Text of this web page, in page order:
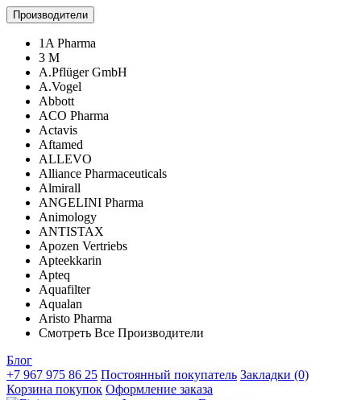
Производители
1A Pharma
3 M
A.Pflüger GmbH
A.Vogel
Abbott
ACO Pharma
Actavis
Aftamed
ALLEVO
Alliance Pharmaceuticals
Almirall
ANGELINI Pharma
Animology
ANTISTAX
Apozen Vertriebs
Apteekkarin
Apteq
Aquafilter
Aqualan
Aristo Pharma
Смотреть Все Производители
Блог
+7 967 975 86 25 Постоянный покупатель Закладки (0)
Корзина покупок Оформление заказа